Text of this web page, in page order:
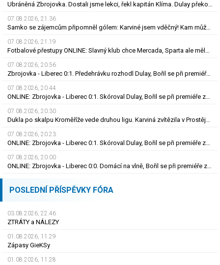
Ubráněná Zbrojovka. Dostali jsme lekci, řekl kapitán Klíma. Dulay překonal kamaráda
07.08.2026, 21.36
Samko se zájemcům připomněl gólem: Karviné jsem vděčný! Kam může odejít Štorman?
07.08.2026, 21.19
Fotbalové přestupy ONLINE: Slavný klub chce Mercada, Sparta ale měla nabídku odmítnout
07.08.2026, 20.56
Zbrojovka - Liberec 0:1. Předehrávku rozhodl Dulay, Bořil se při premiéře za Slovan zranil
07.08.2026, 20.44
ONLINE: Zbrojovka - Liberec 0:1. Skóroval Dulay, Bořil se při premiéře za Slovan zranil
07.08.2026, 20.30
Dukla po skalpu Kroměříže vede druhou ligu. Karviná zvítězila v Prostějově, remíza Ústí
07.08.2026, 20.23
ONLINE: Zbrojovka - Liberec 0:1. Skóroval Dulay, Bořil se při premiéře za Slovan zranil
07.08.2026, 20.00
ONLINE: Zbrojovka - Liberec 0:0. Domácí na vlně, Bořil se při premiéře za Slovan zranil
POSLEDNÍ PŘÍSPĚVKY FÓRA
03.08.2026, 22.46
ZTRÁTY a NÁLEZY
01.08.2026, 11.29
Zápasy GieKSy
01.08.2026, 11.28